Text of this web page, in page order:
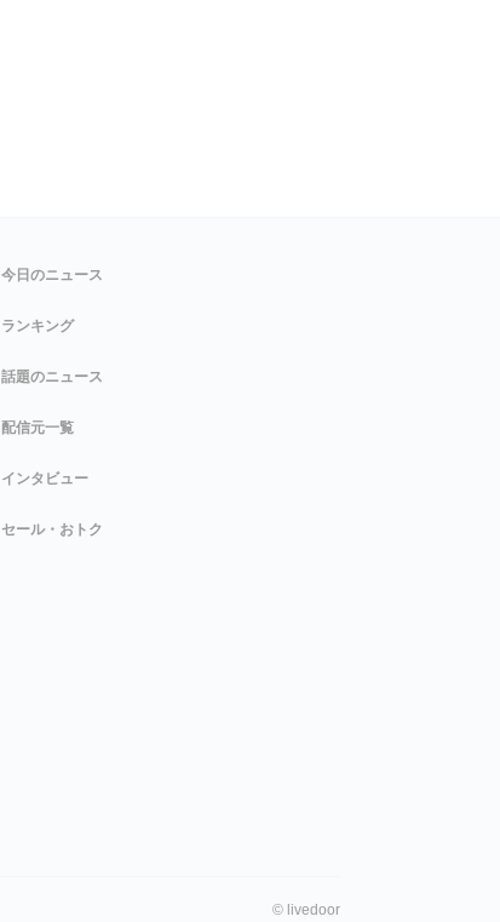
今日のニュース
ランキング
話題のニュース
配信元一覧
インタビュー
セール・おトク
© livedoor